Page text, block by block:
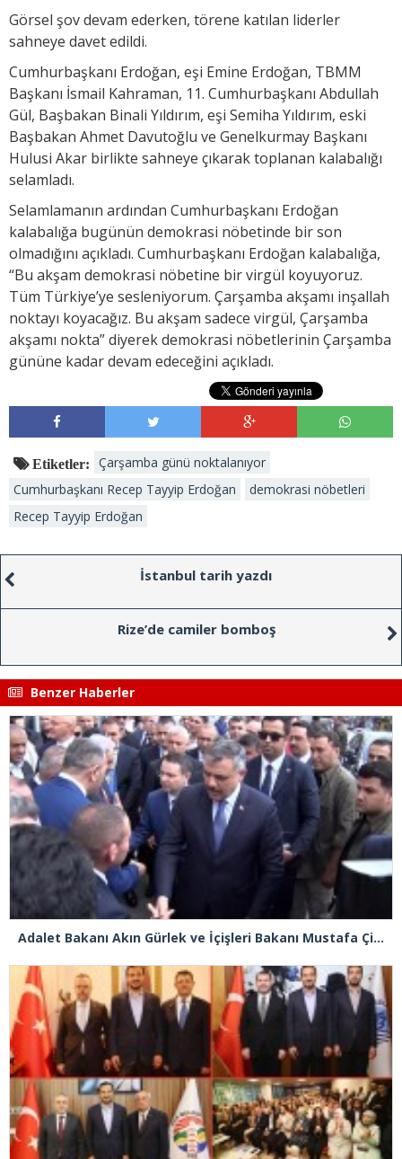
Görsel şov devam ederken, törene katılan liderler
sahneye davet edildi.
Cumhurbaşkanı Erdoğan, eşi Emine Erdoğan, TBMM
Başkanı İsmail Kahraman, 11. Cumhurbaşkanı Abdullah
Gül, Başbakan Binali Yıldırım, eşi Semiha Yıldırım, eski
Başbakan Ahmet Davutoğlu ve Genelkurmay Başkanı
Hulusi Akar birlikte sahneye çıkarak toplanan kalabalığı
selamladı.
Selamlamanın ardından Cumhurbaşkanı Erdoğan
kalabalığa bugünün demokrasi nöbetinde bir son
olmadığını açıkladı. Cumhurbaşkanı Erdoğan kalabalığa,
“Bu akşam demokrasi nöbetine bir virgül koyuyoruz.
Tüm Türkiye’ye sesleniyorum. Çarşamba akşamı inşallah
noktayı koyacağız. Bu akşam sadece virgül, Çarşamba
akşamı nokta” diyerek demokrasi nöbetlerinin Çarşamba
gününe kadar devam edeceğini açıkladı.
Etiketler:
Çarşamba günü noktalanıyor
Cumhurbaşkanı Recep Tayyip Erdoğan
demokrasi nöbetleri
Recep Tayyip Erdoğan
İstanbul tarih yazdı
Rize’de camiler bomboş
Benzer Haberler
Adalet Bakanı Akın Gürlek ve İçişleri Bakanı Mustafa Çiftçi Esenyurt’ta